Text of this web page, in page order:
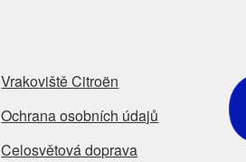
Vrakoviště Citroën
Ochrana osobních údajů
Celosvětová doprava